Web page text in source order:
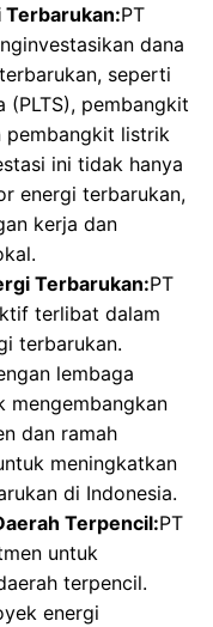
Terbarukan:PT
dana
seperti
pembangkit
pembangkit listrik
ini tidak hanya
energi terbarukan,
kerja dan
Terbarukan:PT
terlibat dalam
terbarukan.
lembaga
mengembangkan
dan ramah
meningkatkan
di Indonesia.
Terpencil:PT
untuk
terpencil.
energi